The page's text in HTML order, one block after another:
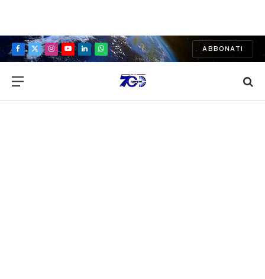
Facebook
X
Instagram
YouTubeLinkedInWhatsApp
ABBONATI